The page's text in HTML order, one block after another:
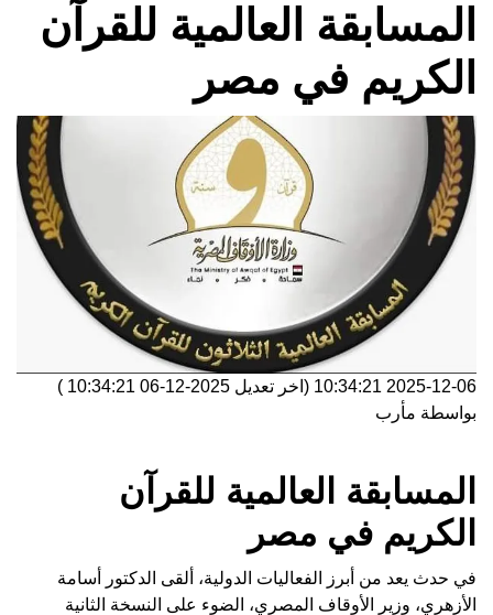
المسابقة العالمية للقرآن
الكريم في مصر
2025-12-06 10:34:21 (اخر تعديل 2025-12-06 10:34:21
)
بواسطة مأرب
المسابقة العالمية للقرآن
الكريم في مصر
في حدث يعد من أبرز الفعاليات الدولية، ألقى الدكتور أسامة
الأزهري، وزير الأوقاف المصري، الضوء على النسخة الثانية